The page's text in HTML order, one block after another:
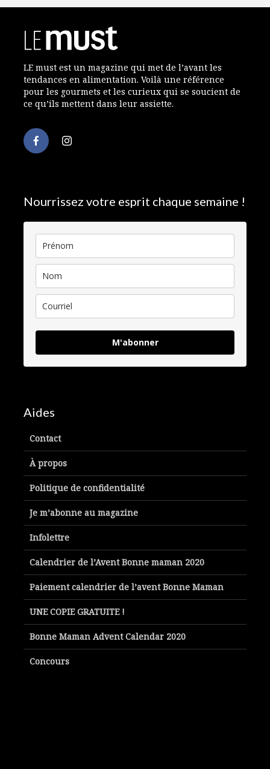
LE must est un magazine qui met de l’avant les
tendances en alimentation. Voilà une référence
pour les gourmets et les curieux qui se soucient de
ce qu’ils mettent dans leur assiette.
Nourrissez votre esprit chaque semaine !
M'abonner
Aides
Contact
À propos
Politique de confidentialité
Je m’abonne au magazine
Infolettre
Calendrier de l’Avent Bonne maman 2020
Paiement calendrier de l’avent Bonne Maman
UNE COPIE GRATUITE !
Bonne Maman Advent Calendar 2020
Concours